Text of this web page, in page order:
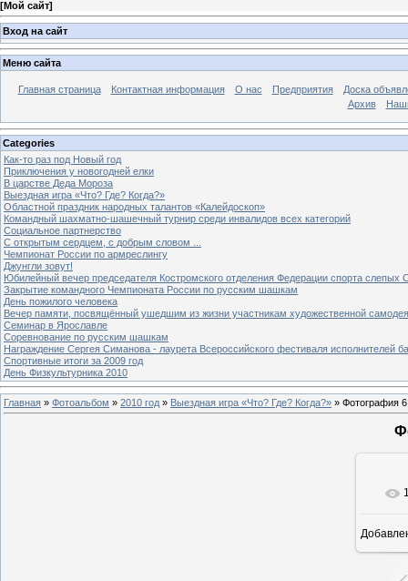
[Мой сайт]
Вход на сайт
Меню сайта
Главная страница Контактная информация О нас Предприятия
Доска
Архив
Categories
Как-то раз под Новый год
Приключения у новогодней елки
В царстве Деда Мороза
Выездная игра «Что? Где? Когда?»
Областной праздник народных талантов «Калейдоскоп»
Командный шахматно-шашечный турнир среди инвалидов всех категорий
Социальное партнерство
С открытым сердцем, с добрым словом ...
Чемпионат России по армреслингу
Джунгли зовут!
Юбилейный вечер председателя Костромского отделения Федерации спорта слепых
Закрытие командного Чемпионата России по русским шашкам
День пожилого человека
Вечер памяти, посвящённый ушедшим из жизни участникам художественной
Семинар в Ярославле
Соревнование по русским шашкам
Награждение Сергея Симанова - лаурета Всероссийского фестиваля исполнителей
Спортивные итоги за 2009 год
День Физкультурника 2010
Главная » Фотоальбом » 2010 год » Выездная игра «Что? Где? Когда?» » Фотография 6